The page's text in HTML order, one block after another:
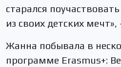
старался
из своих детских
Жанна побывала в
программе Erasmus+: